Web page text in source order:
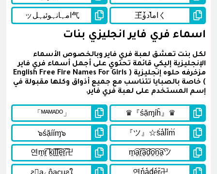
اسماء فري فاير انجليزي بنات
لكل بنت تعشق لعبة فري فاير وبالخصوص الأسماء
الإنجليزية إليكي قائمة تحتوي على أجمل أسماء فري فاير
مزخرفه حلوه إنجليزية ( English Free Fire Names For Girls
) خاصة بالصبايا تتناسب مع جميع أذواق وكلها مقبولة في
إسم المستخدم على لعبة فري فاير.